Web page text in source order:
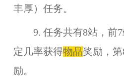
丰厚） 任务。
9. 任务共有8站，前7
定几率获得物品奖励，
励。